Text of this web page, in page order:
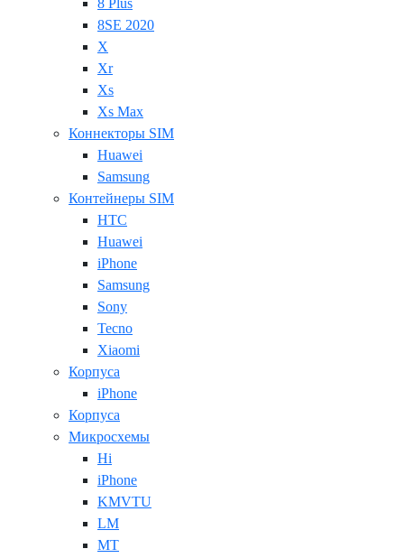
8 Plus
8SE 2020
X
Xr
Xs
Xs Max
Коннекторы SIM
Huawei
Samsung
Контейнеры SIM
HTC
Huawei
iPhone
Samsung
Sony
Tecno
Xiaomi
Корпуса
iPhone
Корпуса
Микросхемы
Hi
iPhone
KMVTU
LM
MT